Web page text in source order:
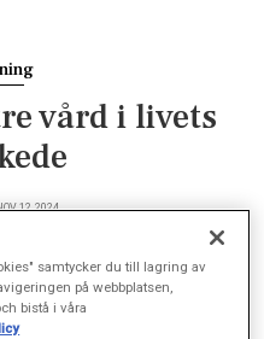
vård i livets
12, 2024
Högskola visar att
samtycker du till lagring av
på webbplatsen,
bistå i våra